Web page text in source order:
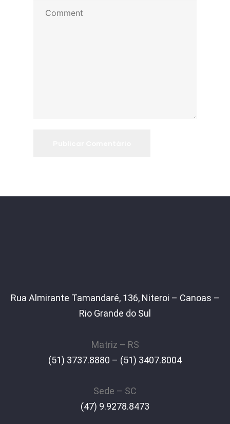
Rua Almirante Tamandaré, 136, Niteroi – Canoas –
Rio Grande do Sul
Matriz – RS
(51) 3737.8880 – (51) 3407.8004
Sede – SC
(47) 9.9278.8473